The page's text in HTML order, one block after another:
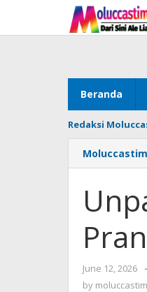
content
Beranda
Redaksi
June 12, 2026 -
by